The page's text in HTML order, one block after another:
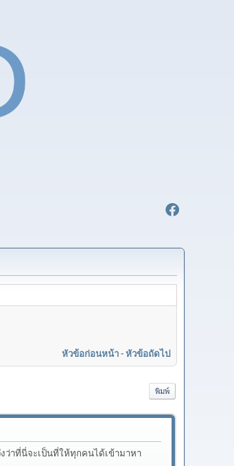
หัวข้อก่อนหน้า-หัวข้อถัดไป
พิมพ์
ว่าที่นี่จะเป็นที่ให้ทุกคนได้เข้ามาหา